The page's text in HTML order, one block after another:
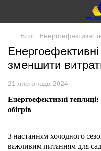
Блог Енергоефективні
зменшити
21 листопада 2024
Енергоефективні
обігрів
З настанням холодного
важливим питанням для